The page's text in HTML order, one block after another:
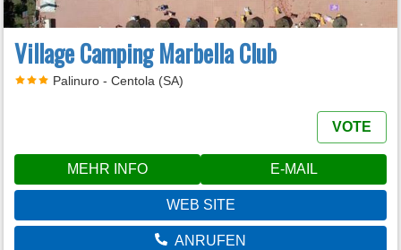
Village Camping Marbella Club
Palinuro - Centola (SA)
VOTE
MEHR INFO E-MAIL
WEB SITE
ANRUFEN